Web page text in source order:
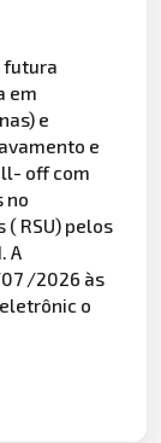
futura
em
e
e
off com
no
( RSU) pelos
A
/2026 às
eletrônic o